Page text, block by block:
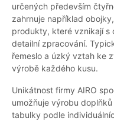
určených především
zahrnuje například
produkty, které vznikají s
detailní zpracování.
řemeslo a úzký vztah ke
výrobě každého kusu.
Unikátnost firmy AIRO
umožňuje výrobu
tabulky podle